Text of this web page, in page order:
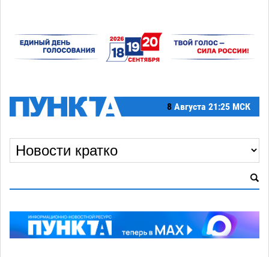
8 Августа 21:25 МСК